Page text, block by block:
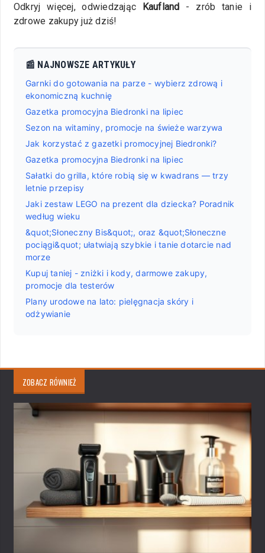
Odkryj więcej, odwiedzając Kaufland - zrób tanie i
zdrowe zakupy już dziś!
📰 NAJNOWSZE ARTYKUŁY
Garnki do gotowania na parze - wybierz zdrową i
ekonomiczną kuchnię
Gazetka promocyjna Biedronki na lipiec
Sezon na witaminy, promocje na świeże warzywa
Jak korzystać z gazetki promocyjnej Biedronki?
Gazetka promocyjna Biedronki na lipiec
Sałatki do grilla, które robią się w kwadrans — trzy
letnie przepisy
Jaki zestaw LEGO na prezent dla dziecka? Poradnik
według wieku
&quot;Słoneczny Bis&quot;, oraz &quot;Słoneczne
pociągi&quot; ułatwiają szybkie i tanie dotarcie nad
morze
Kupuj taniej - zniżki i kody, darmowe zakupy,
promocje dla testerów
Plany urodowe na lato: pielęgnacja skóry i
odżywianie
ZOBACZ RÓWNIEŻ